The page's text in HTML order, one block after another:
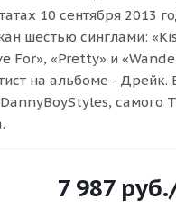
10 сентября 2013
шестью синглами:
For», «Pretty» и
на альбоме - Дрейк.
самого
7 987руб.